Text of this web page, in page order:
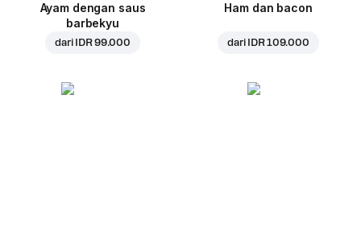
Ayam dengan saus
barbekyu
dari IDR 99.000
Ham dan bacon
dari IDR 109.000